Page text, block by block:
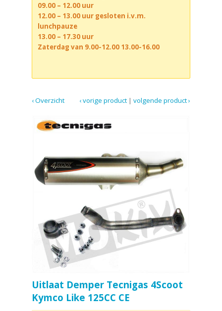
09.00 – 12.00 uur
12.00 – 13.00 uur gesloten i.v.m.
lunchpauze
13.00 – 17.30 uur
Zaterdag van 9.00-12.00 13.00-16.00
‹ Overzicht volgende product ›
|
‹ vorige product
Uitlaat Demper Tecnigas 4Scoot
Kymco Like 125CC CE